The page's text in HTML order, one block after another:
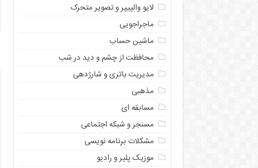
لایو والپیپر و تصویر متحرک
ماجراجویی
ماشین حساب
محافظت از چشم و دید در شب
مدیریت باتری و شارژدهی
مذهبی
مسابقه ای
مسنجر و شبکه اجتماعی
مشکلات برنامه نویسی
موزیک پلیر و رادیو